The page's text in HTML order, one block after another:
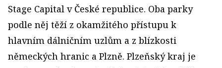
Stage Capital v České republice. Oba parky
podle něj těží z okamžitého přístupu k
hlavním dálničním uzlům a z blízkosti
německých hranic a Plzně. Plzeňský kraj je